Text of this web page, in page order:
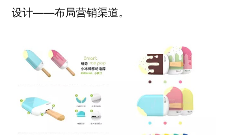
设计——布局营销渠道。